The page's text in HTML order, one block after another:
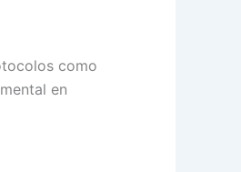
como
en